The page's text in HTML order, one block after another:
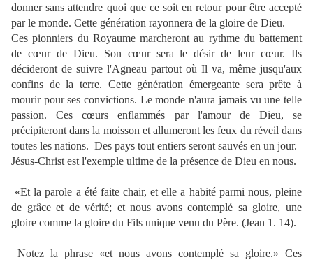
donner sans attendre quoi que ce soit en retour pour être accepté
par le monde. Cette génération rayonnera de la gloire de Dieu.
Ces pionniers du Royaume marcheront au rythme du battement
de cœur de Dieu. Son cœur sera le désir de leur cœur. Ils
décideront de suivre l'Agneau partout où Il va, même jusqu'aux
confins de la terre. Cette génération émergeante sera prête à
mourir pour ses convictions. Le monde n'aura jamais vu une telle
passion. Ces cœurs enflammés par l'amour de Dieu, se
précipiteront dans la moisson et allumeront les feux du réveil dans
toutes les nations. Des pays tout entiers seront sauvés en un jour.
Jésus-Christ est l'exemple ultime de la présence de Dieu en nous.
«Et la parole a été faite chair, et elle a habité parmi nous, pleine
de grâce et de vérité; et nous avons contemplé sa gloire, une
gloire comme la gloire du Fils unique venu du Père. (Jean 1. 14).
Notez la phrase «et nous avons contemplé sa gloire.» Ces